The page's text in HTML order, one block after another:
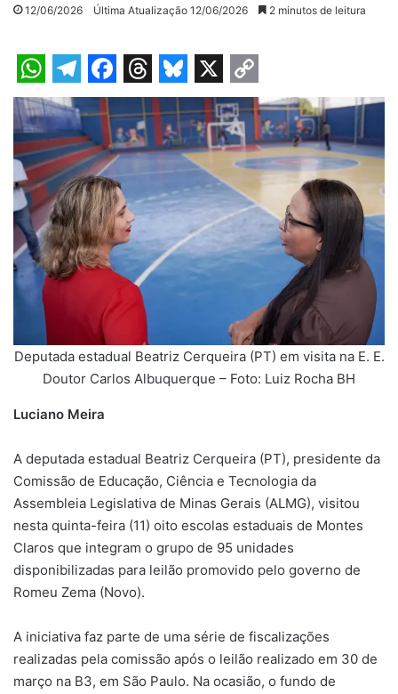
12/06/2026 Última Atualização 12/06/2026 2 minutos de leitura
W
h
a
t
s
A
p
p
T
e
l
e
g
r
a
F
a
c
e
b
o
o
k
T
h
r
e
a
d
s
B
l
u
e
s
k
y
X C
o
p
y
L
i
n
Deputada estadual Beatriz Cerqueira (PT) em visita na E. E.
Doutor Carlos Albuquerque – Foto: Luiz Rocha BH
Luciano Meira
A deputada estadual Beatriz Cerqueira (PT), presidente da
Comissão de Educação, Ciência e Tecnologia da
Assembleia Legislativa de Minas Gerais (ALMG), visitou
nesta quinta-feira (11) oito escolas estaduais de Montes
Claros que integram o grupo de 95 unidades
disponibilizadas para leilão promovido pelo governo de
Romeu Zema (Novo).
A iniciativa faz parte de uma série de fiscalizações
realizadas pela comissão após o leilão realizado em 30 de
março na B3, em São Paulo. Na ocasião, o fundo de